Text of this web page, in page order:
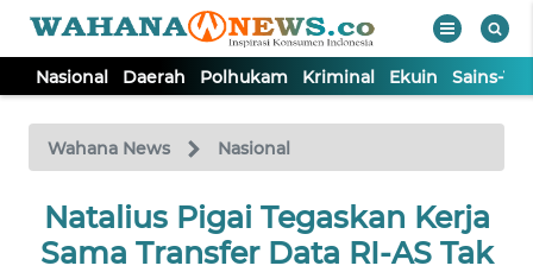
Nasional Daerah Polhukam Kriminal Ekuin Sains-
Wahana News Nasional
Natalius Pigai Tegaskan Kerja
Sama Transfer Data RI-AS Tak
TV
Tutup
NASIONAL